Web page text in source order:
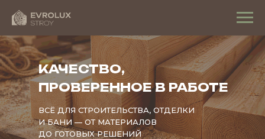
КАЧЕСТВО,
ПРОВЕРЕННОЕ В РАБОТЕ
ВСЁ ДЛЯ СТРОИТЕЛЬСТВА, ОТДЕЛКИ
И БАНИ — ОТ МАТЕРИАЛОВ
ДО ГОТОВЫХ РЕШЕНИЙ